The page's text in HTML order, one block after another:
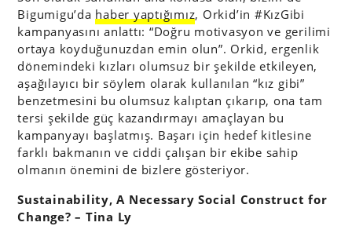
Bigumigu’da haber yaptığımız, Orkid’in #KızGibi
kampanyasını anlattı: “Doğru motivasyon ve gerilimi
ortaya koyduğunuzdan emin olun”. Orkid, ergenlik
dönemindeki kızları olumsuz bir şekilde etkileyen,
aşağılayıcı bir söylem olarak kullanılan “kız gibi”
benzetmesini bu olumsuz kalıptan çıkarıp, ona tam
tersi şekilde güç kazandırmayı amaçlayan bu
kampanyayı başlatmış. Başarı için hedef kitlesine
farklı bakmanın ve ciddi çalışan bir ekibe sahip
olmanın önemini de bizlere gösteriyor.
Sustainability, A Necessary Social Construct for
Change? – Tina Ly